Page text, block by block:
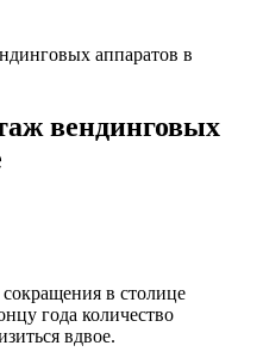
аппаратов в
вендинговых
в столице
года количество
вдвое.